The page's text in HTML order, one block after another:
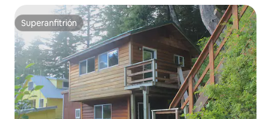
Superanfitrión
Superanfitrión